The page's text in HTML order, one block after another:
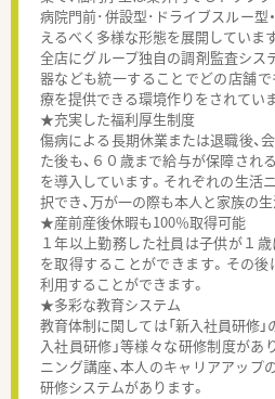
病院門前･併設型･ドライブスルー型
えるべく多様な形態を展開しています
全店にグループ独自の調剤監査シス
器なども統一することでどの店舗
療を提供できる環境作りをされてい
★充実した福利厚生制度
傷病による長期休業または退職後、
た後も、６０歳まで給与が保障され
を導入しています。それぞれの生活
択でき、万が一の際も本人と家族の生
★産前産後休暇も100％取得可能
１年以上勤務した社員は子供が１
を取得することができます。その後
利用することができます。
★多彩な教育システム
教育体制に関しては「新入社員研修
入社員研修」等様々な研修制度があ
ニング講座、本人のキャリアアップ
研修システムがあります。